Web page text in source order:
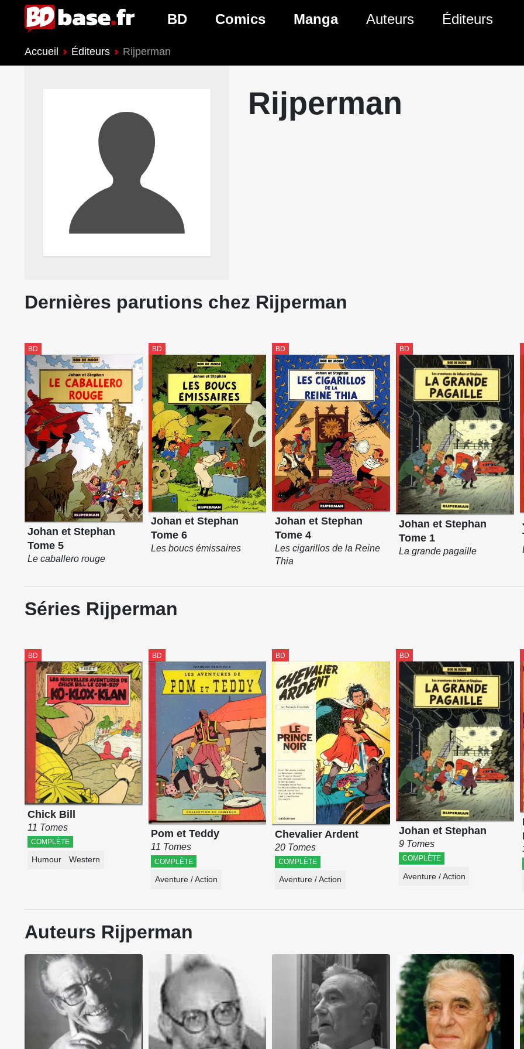
BD Comics
Genres Comics
Manga
Genres Manga
Auteurs Éditeurs
Accueil Éditeurs Rijperman
Rijperman
Dernières parutions chez Rijperman
BD
Johan et Stephan
Tome 5
Le caballero rouge
BD
Johan et Stephan
Tome 6
Les boucs émissaires
BD
Johan et Stephan
Tome 4
Les cigarillos de la Reine
Thia
BD
Johan et Stephan
Tome 1
La grande pagaille
Séries Rijperman
BD
Chick Bill
11 Tomes
COMPLÈTE
Humour Western
BD
Pom et Teddy
11 Tomes
COMPLÈTE
Aventure / Action
BD
Chevalier Ardent
20 Tomes
COMPLÈTE
Aventure / Action
BD
Johan et Stephan
9 Tomes
COMPLÈTE
Aventure / Action
Auteurs Rijperman